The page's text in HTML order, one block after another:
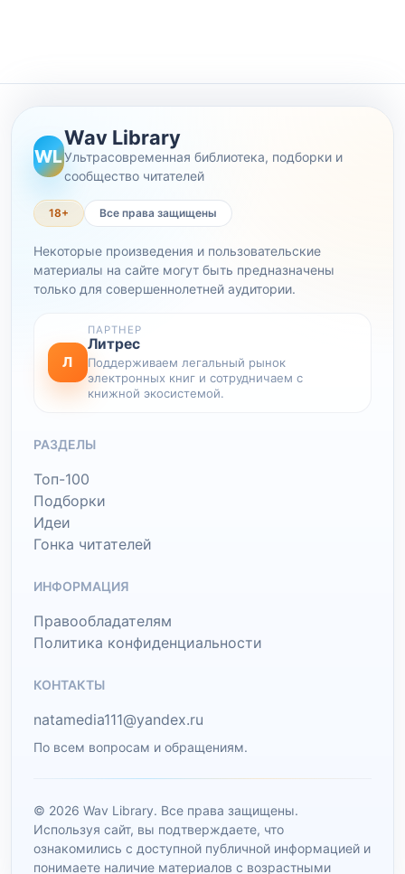
WL
Wav Library
Ультрасовременная библиотека, подборки и
сообщество читателей
18+ Все права защищены
Некоторые произведения и пользовательские
материалы на сайте могут быть предназначены
только для совершеннолетней аудитории.
Л
ПАРТНЕР
Литрес
Поддерживаем легальный рынок
электронных книг и сотрудничаем с
книжной экосистемой.
РАЗДЕЛЫ
Топ-100
Подборки
Идеи
Гонка читателей
ИНФОРМАЦИЯ
Правообладателям
Политика конфиденциальности
КОНТАКТЫ
natamedia111@yandex.ru
По всем вопросам и обращениям.
© 2026 Wav Library. Все права защищены.
Используя сайт, вы подтверждаете, что
ознакомились с доступной публичной информацией и
понимаете наличие материалов с возрастными